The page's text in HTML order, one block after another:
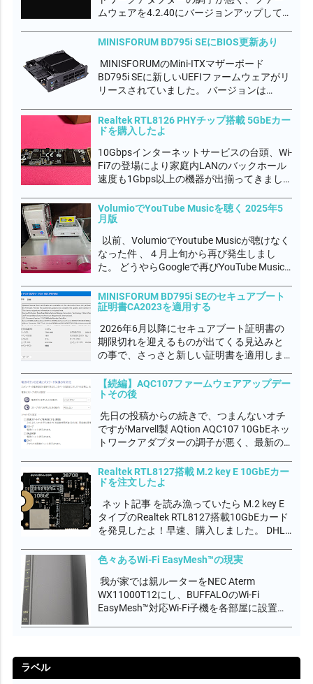
ムウェアを4.2.40にバージョンアップして不
はダウンロード速度が3Gbps程度しか出な
ャーから一...
MINISFORUM BD795i SEにBIOS更新あり
MINISFORUMのMini-ITXマザーボード
BD795i SEに新しいUEFIファームウェアがリ
リースされていました。 バージョンは
使っているときに唯一の不具合を感じて
て、アプリの起動や最小化するときに不定
Realtek RTL8126 PHYチップ搭載 5GbEカー
ドを購入したよ
10Gbpsインターネットサービスの台頭、Wi-
Fi7の登場により家庭内LANのバックホール
速度も1Gbps以上の機器が出揃ってきまし
5GbE普及期に入ると いわれています。
10GbEの分野では安価な部類でMarvel...
VolumioでYouTube Musicを聴く 2025年5
月版
以前、VolumioでYoutube Musicが聴けなく
なった件 、４月上旬から再び発生しまし
た。 どうやらGoogleで再びYouTube Music
ティでもYouTube Musicプラグイン作者のパ
トリックが多忙で対処出...
MINISFORUM BD795i SEのセキュアブート
証明書CA2023を適用する
2026年6月以降にセキュアブート証明書の
期限切れを迎えるものが出てくる見込みと
の事で、さっさと新しい証明書を適用しま
れていればCA2023が利用可能な状態にある
が、UEFIファームウェアに適用されていな
【続編】AQC107ファームウェアアップデー
トその後
先日の投稿からの続きで、つまんないオチ
ですがMarvell製 AQtion AQC107 10GbEネッ
トワークアダプターの調子が悪く、最新の
のドライバに更新しましたが、ダウンロー
ド通信速度が3Gbps程度しか出なく、まだ
Realtek RTL8127搭載 M.2 key E 10GbEカー
ドを注文したよ
ネット記事 を読み漁っていたら M.2 key E
タイプのRealtek RTL8127搭載10GbEカード
を発見したよ！早速、購入しました。 DHL
価格より配送料の方が高いって、どーな
税...
色々あるWi-Fi EasyMesh™の現実
我が家では親ルーターをNEC Aterm
WX11000T12にし、BUFFALOのWi-Fi
EasyMesh™対応Wi-Fi子機を各部屋に設置し
ラベル